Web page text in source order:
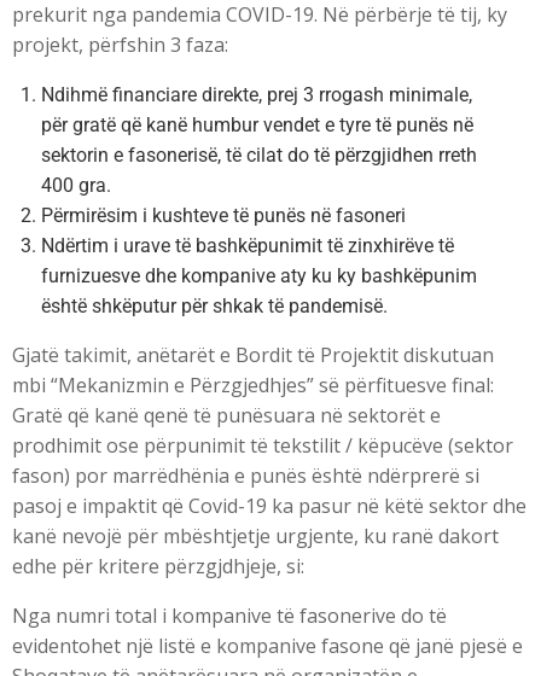
prekurit nga pandemia COVID-19. Në përbërje të tij, ky
projekt, përfshin 3 faza:
Ndihmë financiare direkte, prej 3 rrogash minimale,
për gratë që kanë humbur vendet e tyre të punës në
sektorin e fasonerisë, të cilat do të përzgjidhen rreth
400 gra.
Përmirësim i kushteve të punës në fasoneri
Ndërtim i urave të bashkëpunimit të zinxhirëve të
furnizuesve dhe kompanive aty ku ky bashkëpunim
është shkëputur për shkak të pandemisë.
Gjatë takimit, anëtarët e Bordit të Projektit diskutuan
mbi “Mekanizmin e Përzgjedhjes” së përfituesve final:
Gratë që kanë qenë të punësuara në sektorët e
prodhimit ose përpunimit të tekstilit / këpucëve (sektor
fason) por marrëdhënia e punës është ndërprerë si
pasoj e impaktit që Covid-19 ka pasur në këtë sektor dhe
kanë nevojë për mbështjetje urgjente, ku ranë dakort
edhe për kritere përzgjdhjeje, si:
Nga numri total i kompanive të fasonerive do të
evidentohet një listë e kompanive fasone që janë pjesë e